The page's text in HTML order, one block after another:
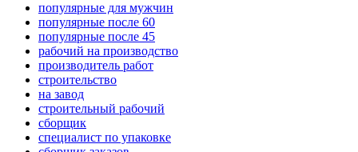
популярные для мужчин
популярные после 60
популярные после 45
рабочий на производство
производитель работ
строительство
на завод
строительный рабочий
сборщик
специалист по упаковке